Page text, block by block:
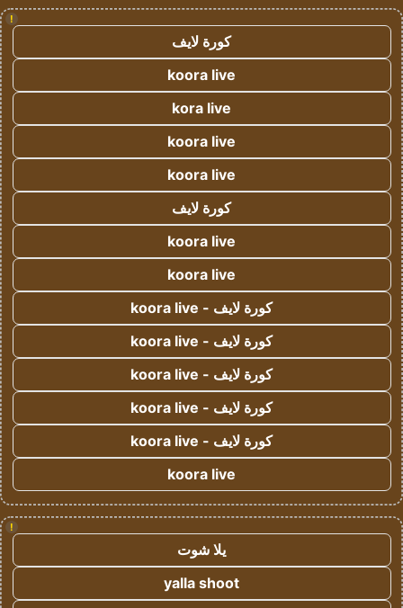
!
كورة لايف
koora live
kora live
koora live
koora live
كورة لايف
koora live
koora live
كورة لايف - koora live
كورة لايف - koora live
كورة لايف - koora live
كورة لايف - koora live
كورة لايف - koora live
koora live
!
يلا شوت
yalla shoot